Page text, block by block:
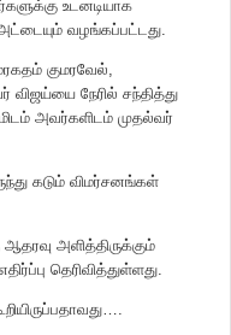
உடனடியாக
வழங்கப்பட்டது.
குமரவேல்,
நேரில் சந்தித்து
அவர்களிடம் முதல்வர்
கடும் விமர்சனங்கள்
ஆதரவு அளித்திருக்கும்
தெரிவித்துள்ளது.